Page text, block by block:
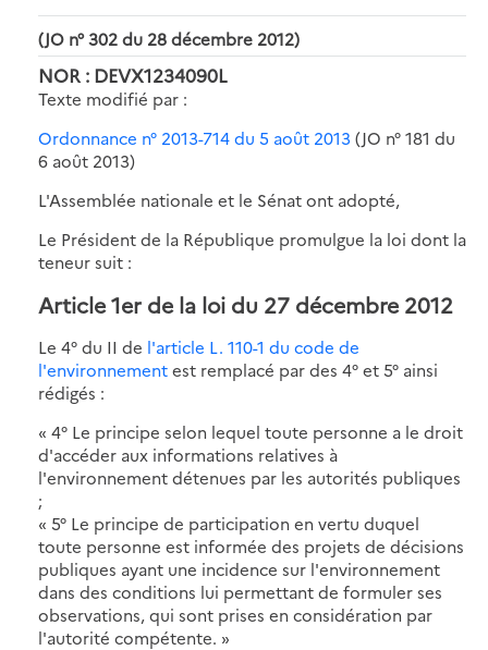
(JO n° 302 du 28 décembre 2012)
NOR : DEVX1234090L
Texte modifié par :
Ordonnance n° 2013-714 du 5 août 2013 (JO n° 181 du
6 août 2013)
L'Assemblée nationale et le Sénat ont adopté,
Le Président de la République promulgue la loi dont la
teneur suit :
Article 1er de la loi du 27 décembre 2012
Le 4° du II de l'article L. 110-1 du code de
l'environnementest remplacé par des 4° et 5° ainsi
rédigés :
« 4° Le principe selon lequel toute personne a le droit
d'accéder aux informations relatives à
l'environnement détenues par les autorités publiques
;
« 5° Le principe de participation en vertu duquel
toute personne est informée des projets de décisions
publiques ayant une incidence sur l'environnement
dans des conditions lui permettant de formuler ses
observations, qui sont prises en considération par
l'autorité compétente. »